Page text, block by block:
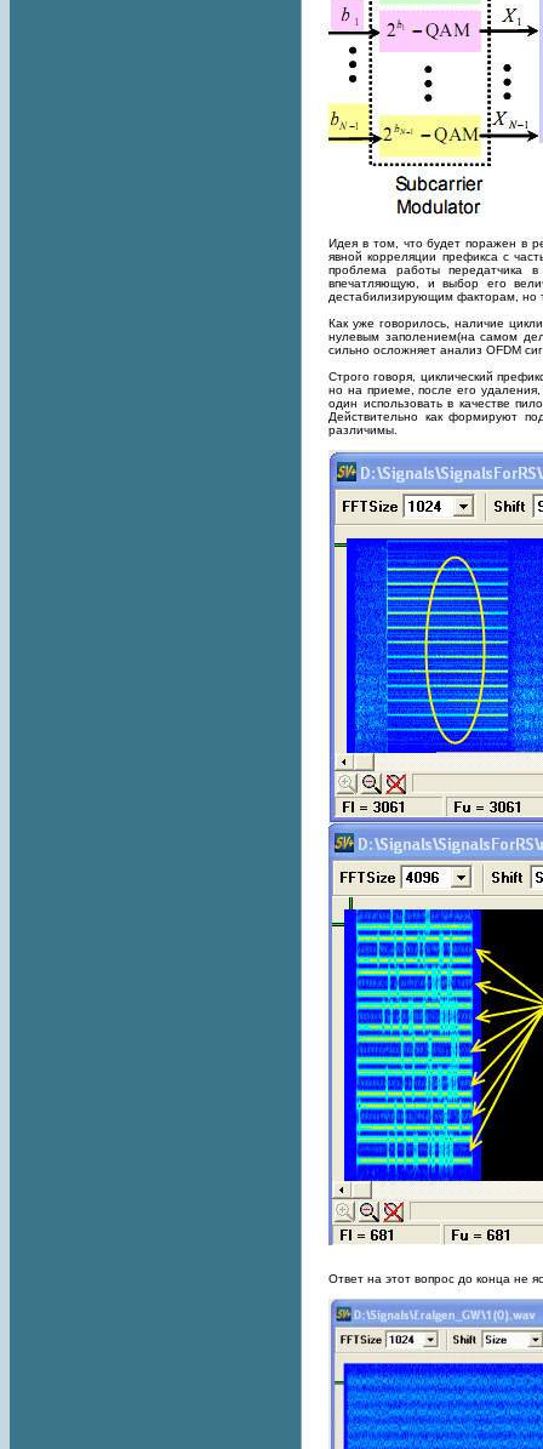
Идея в том, что будет поражен в
явной корреляции префикса с
проблема работы передатчика
впечатляющую, и выбор его
дестабилизирующим факторам, но
Как уже говорилось, наличие
нулевым заполением(на самом
сильно осложняет анализ OFDM
Строго говоря, циклический
но на приеме, после его удаления,
один использовать в качестве
Действительно как формируют
различимы.
Ответ на этот вопрос до конца не